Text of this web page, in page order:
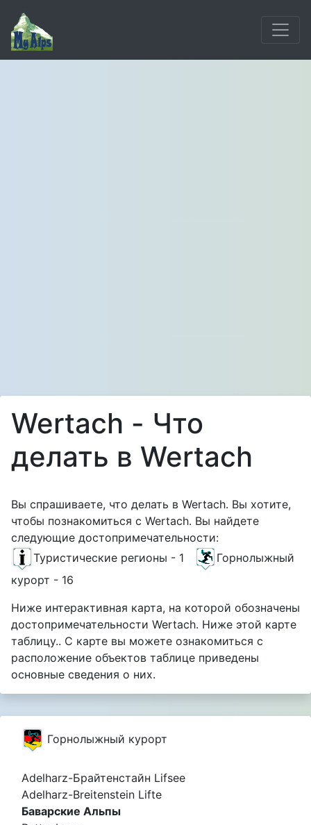
Wertach - Что
делать в Wertach
Вы спрашиваете, что делать в Wertach. Вы хотите,
чтобы познакомиться с Wertach. Вы найдете
следующие достопримечательности:
Туристические регионы - 1
Горнолыжный
курорт - 16
Ниже интерактивная карта, на которой обозначены
достопримечательности Wertach. Ниже этой карте
таблицу.. С карте вы можете ознакомиться с
расположение объектов таблице приведены
основные сведения о них.
Горнолыжный курорт
Adelharz-Брайтенстайн Lifsee
Adelharz-Breitenstein Lifte
Баварские Альпы